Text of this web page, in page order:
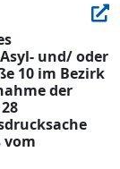
und/ oder
10 im Bezirk
der
vom